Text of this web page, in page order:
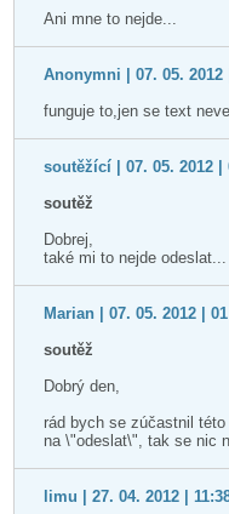
Ani mne to nejde...
Anonymni | 07. 05. 2012
funguje to,jen se text
soutěžící | 07. 05. 2012 |
soutěž
Dobrej,
také mi to nejde
Marian | 07. 05. 2012 |
soutěž
Dobrý den,
rád bych se zúčastnil
na \"odeslat\", tak se nic
limu | 27. 04. 2012 |